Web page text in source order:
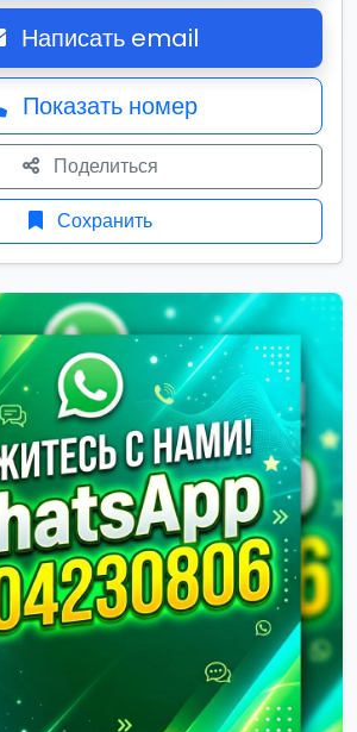
Написать email
Показать номер
Поделиться
Сохранить